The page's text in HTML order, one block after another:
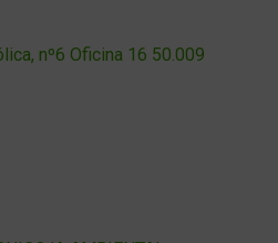
nº6 Oficina 16 50.009